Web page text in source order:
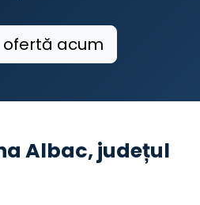
ofertă acum
Albac, județul